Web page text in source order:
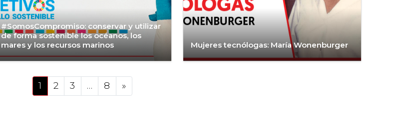
#SomosCompromiso: conservar y utilizar
de forma sostenible los océanos, los
mares y los recursos marinos
Mujeres tecnólogas: María Wonenburger
Posts navigation
1 2 3 … 8 »